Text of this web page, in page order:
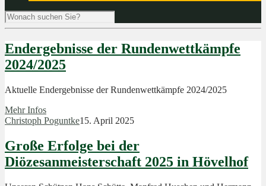
Endergebnisse der Rundenwettkämpfe
2024/2025
Aktuelle Endergebnisse der Rundenwettkämpfe 2024/2025
Mehr Infos
Christoph Poguntke15. April 2025
Große Erfolge bei der
Diözesanmeisterschaft 2025 in Hövelhof